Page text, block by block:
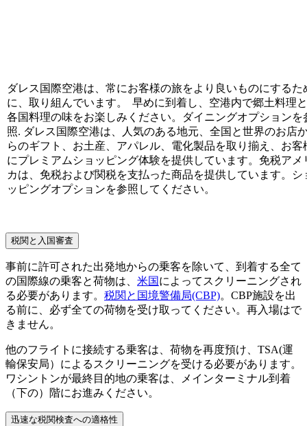
ダレス国際空港は、常にお客様の旅をより良いものにするた
に、取り組んでいます。 早めに到着し、空港内で郷土料理と
各国料理の味をお楽しみください。ダイニングオプションを
照. ダレス国際空港は、人気のある地元、全国と世界のお店
らのギフト、お土産、アパレル、電化製品を取り揃え、お客
にプレミアムショッピング体験を提供しています。免税アメ
カは、免税および関税を支払った商品を提供しています。シ
ッピングオプションを参照してください。
税関と入国審査
事前に許可された出発地からの乗客を除いて、到着する全て
の国際線の乗客と荷物は、 米国によってスクリーニングされ
る必要があります。 税関と国境警備局(CBP)。CBP施設を出
る前に、必ず全ての荷物を受け取ってください。再入場はで
きません。
他のフライトに接続する乗客は、荷物を再度預け、TSA(運
輸保安局）によるスクリーニングを受ける必要があります。
ワシントンが最終目的地の乗客は、メインターミナル到着
（下の）階にお進みください。
迅速な税関検査への適格性